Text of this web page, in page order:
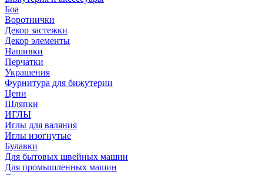
Боа
Воротнички
Декор застежки
Декор элементы
Нашивки
Перчатки
Украшения
Фурнитура для бижутерии
Цепи
Шляпки
ИГЛЫ
Иглы для валяния
Иглы изогнутые
Булавки
Для бытовых швейных машин
Для промышленных машин